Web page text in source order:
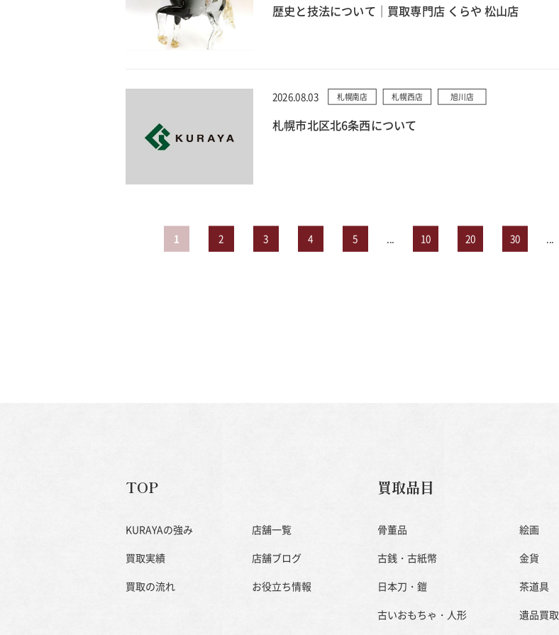
歴史と技法について｜買取専門店 くらや 松山店
2026.08.03 札幌南店 札幌西店 旭川店
札幌市北区北6条西について
1 2 3 4 5 10 20 30
TOP
KURAYAの強み
買取実績
買取の流れ
店舗一覧
店舗ブログ
お役立ち情報
買取品目
骨董品 絵画
古銭・古紙幣
金貨
日本刀・鎧
茶道具
古いおもちゃ・人形
遺品買取